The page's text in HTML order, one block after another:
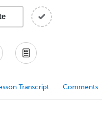
Transcript Comments